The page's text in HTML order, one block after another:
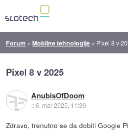
Forum »Mobilne tehnologije » Pixel 8 v
Pixel 8 v 2025
AnubisOfDoom
::6. mar 2025, 11:39
Zdravo, trenutno se da dobiti Google